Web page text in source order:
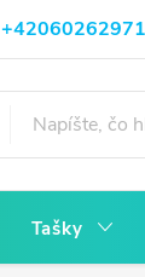
Všetko o Nákupu
Tašky